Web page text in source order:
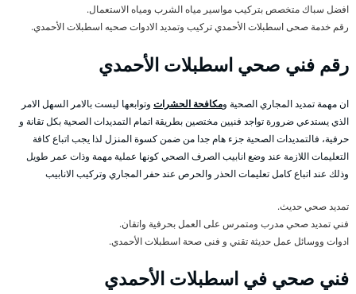
افضل سباك متخصص بتركيب مواسير مياه الشرب ومياه الاستعمال.
رقم خدمة صحى اسطبلات الأحمدي تركيب وتمديد الادوات صحيه اسطبلات الأحمدي.
رقم فني صحي اسطبلات الأحمدي
ان مهمة تمديد المجاري الصحية ومكافحة الحشرات وتوابعها ليست بالامر السهل الامر
الذي يستدعي ضرورة تواجد فنيين مختصين بطريقة اتمام التمديدات الصحية بكل تقانة و
حرفية، فالتمديدات الصحية جزء هام جدا من ضمن كسوة المنزل لذا يجب اتباع كافة
التعليمات اللازمة عند وضع انابيب الصرف الصحي كونها عملية مهمة وذات عمر طويل
وذلك عند اتباع كامل تعليمات الحذر والحرص عند حفر المجاري وتركيب الانابيب
تمديد صحي حديث.
فني تمديد صحي مدرب ومتمرس على العمل بحرفية واتقان.
ادوات ووسائل عمل حديثة تقني و فنى صحة اسطبلات الأحمدي.
فني صحي في اسطبلات الأحمدي